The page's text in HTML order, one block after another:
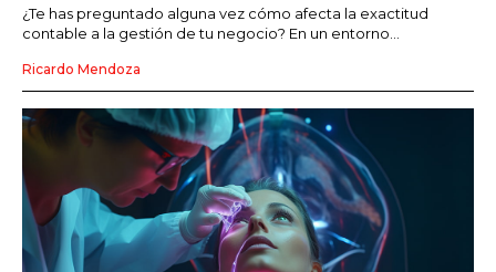
¿Te has preguntado alguna vez cómo afecta la exactitud
contable a la gestión de tu negocio? En un entorno...
Ricardo Mendoza